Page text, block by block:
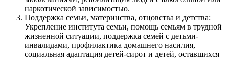
наркотической зависимостью.
Поддержка семьи, материнства, отцовства и детства:
Укрепление института семьи, помощь семьям в трудной
жизненной ситуации, поддержка семей с детьми-
инвалидами, профилактика домашнего насилия,
социальная адаптация детей-сирот и детей, оставшихся